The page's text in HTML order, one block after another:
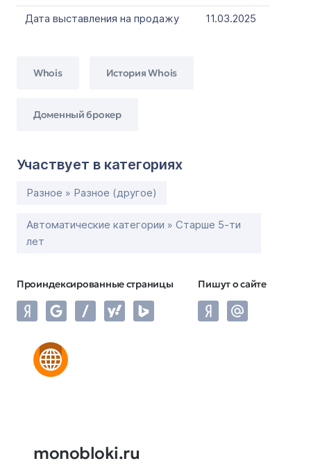
Дата выставления на продажу
11.03.2025
Whois История Whois
Доменный брокер
Участвует в категориях
Разное » Разное (другое)
Автоматические категории » Старше 5-ти
лет
Проиндексированные страницы Пишут о сайте
monobloki.ru